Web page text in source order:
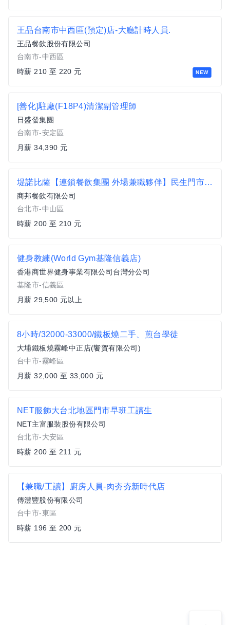
NEW
王品台南市中西區(預定)店-大廳計時人員.
王品餐飲股份有限公司
台南市-中西區
時薪 210 至 220 元
[善化]駐廠(F18P4)清潔副管理師
日盛發集團
台南市-安定區
月薪 34,390 元
堤諾比薩【連鎖餐飲集團 外場兼職夥伴】民生門市/通過各級考作獎金可210元以上
商邦餐飲有限公司
台北市-中山區
時薪 200 至 210 元
健身教練(World Gym基隆信義店)
香港商世界健身事業有限公司台灣分公司
基隆市-信義區
月薪 29,500 元以上
8小時/32000-33000/鐵板燒二手、煎台學徒
大埔鐵板燒霧峰中正店(饗賀有限公司)
台中市-霧峰區
月薪 32,000 至 33,000 元
NET服飾大台北地區門市早班工讀生
NET主富服裝股份有限公司
台北市-大安區
時薪 200 至 211 元
【兼職/工讀】廚房人員-肉夯夯新時代店
傳澧豐股份有限公司
台中市-東區
時薪 196 至 200 元